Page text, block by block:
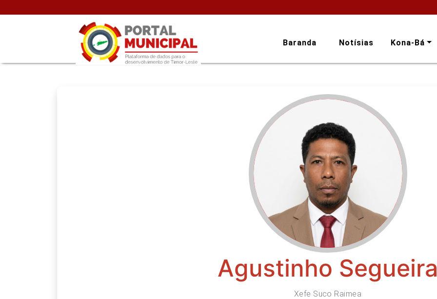
Baranda Notísias Kona-Bá
Agustinho
Xefe Suco Raimea